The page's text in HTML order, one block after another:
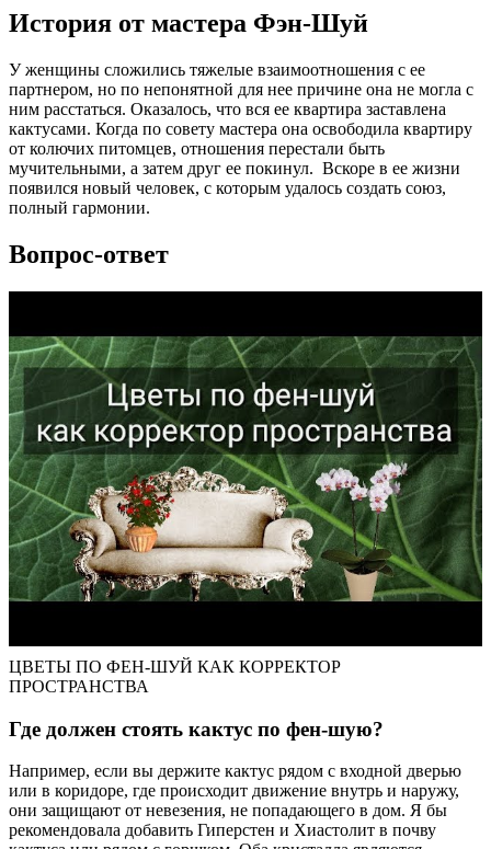
История от мастера Фэн-Шуй
У женщины сложились тяжелые взаимоотношения с ее
партнером, но по непонятной для нее причине она не могла с
ним расстаться. Оказалось, что вся ее квартира заставлена
кактусами. Когда по совету мастера она освободила квартиру
от колючих питомцев, отношения перестали быть
мучительными, а затем друг ее покинул. Вскоре в ее жизни
появился новый человек, с которым удалось создать союз,
полный гармонии.
Вопрос-ответ
ЦВЕТЫ ПО ФЕН-ШУЙ КАК КОРРЕКТОР
ПРОСТРАНСТВА
Где должен стоять кактус по фен-шую?
Например, если вы держите кактус рядом с входной дверью
или в коридоре, где происходит движение внутрь и наружу,
они защищают от невезения, не попадающего в дом. Я бы
рекомендовала добавить Гиперстен и Хиастолит в почву